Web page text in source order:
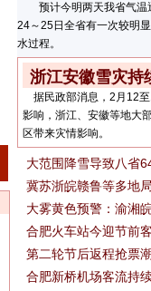
预计今明两天我省气温
24～25日全省有一次较明
水过程。
浙江安徽雪灾持
据民政部消息，2月12
影响，浙江、安徽等地大
区带来灾情影响。
大范围降雪导致八省
冀苏浙皖赣鲁等多地
大雾黄色预警：渝湘
合肥火车站今迎节前
第二轮节后返程抢票
合肥新桥机场客流持